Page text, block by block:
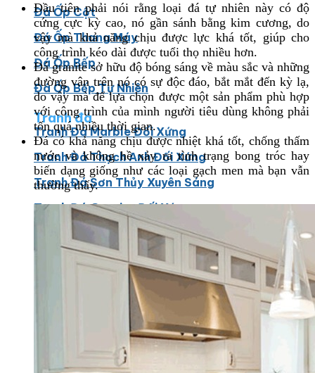
Đá Ốp Cột
Đá Ốp Thang Máy
Đá Ốp Bếp
Đá Ốp Bếp Tự Nhiên
Tranh đá
Tranh Đá Marble Đối Xứng
Tranh Đá Thạch Anh Đối Xứng
Tranh Đá Sơn Thủy Xuyên Sáng
Tranh Đá Granite Đối Xứng
Tranh Đá Xuyên Sáng Onyx
Đá Nội Thất
Chậu Lavabo Đá
Mặt Bàn Lavabo Đá
Đá Bàn Bếp Cao Cấp
Đá Ốp Bếp Tự Nhiên
Đầu tiên phải nói rằng loại đá tự nhiên này có độ
cứng cực kỳ cao, nó gần sánh bằng kim cương, do
vậy mà khả năng chịu được lực khá tốt, giúp cho
công trình kéo dài được tuổi thọ nhiều hơn.
Đá granite sở hữu độ bóng sáng về màu sắc và những
đường vân trên nó có sự độc đáo, bắt mắt đến kỳ lạ,
do vậy mà để lựa chọn được một sản phẩm phù hợp
với công trình của mình người tiêu dùng không phải
tốn quá nhiều thời gian.
Đá có khả năng chịu được nhiệt khá tốt, chống thấm
nước và không hề xảy ra tình trạng bong tróc hay
biến dạng giống như các loại gạch men mà bạn vẫn
thường thấy.